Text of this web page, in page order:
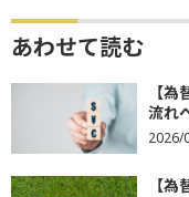
あわせて読む
【
流れ
2026/
【